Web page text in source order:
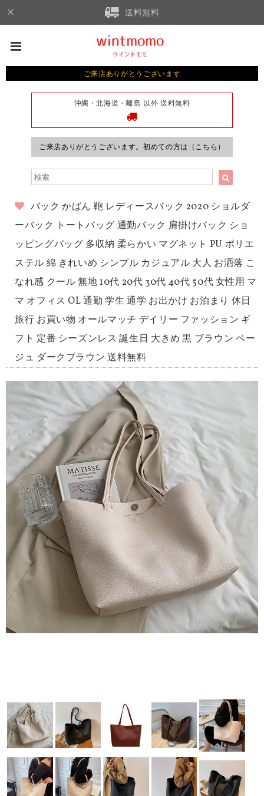
送料無料
ご来店ありがとうございます
沖縄・北海道・離島 以外 送料無料
ご来店ありがとうございます。初めての方は（こちら）
バック かばん 鞄 レディースバック 2020 ショルダ
ーバック トートバッグ 通勤バック 肩掛けバック ショ
ッピングバッグ 多収納 柔らかい マグネット PU ポリエ
ステル 綿 きれいめ シンプル カジュアル 大人 お洒落 こ
なれ感 クール 無地 10代 20代 30代 40代 50代 女性用 マ
マ オフィス OL 通勤 学生 通学 お出かけ お泊まり 休日
旅行 お買い物 オールマッチ デイリー ファッション ギ
フト 定番 シーズンレス 誕生日 大きめ 黒 ブラウン ベー
ジュ ダークブラウン 送料無料